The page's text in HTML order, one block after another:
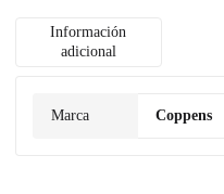
Información
adicional
Marca Coppens